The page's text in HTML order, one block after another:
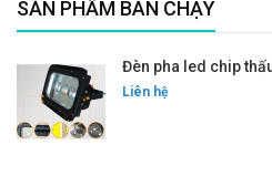
SẢN PHẨM BÁN CHẠY
Đèn pha led chip
Liên hệ